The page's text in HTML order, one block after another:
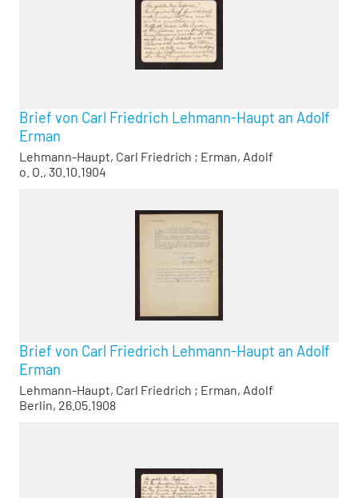
Brief von Carl Friedrich Lehmann-Haupt an Adolf
Erman
Lehmann-Haupt, Carl Friedrich ; Erman, Adolf
o. O., 30.10.1904
Brief von Carl Friedrich Lehmann-Haupt an Adolf
Erman
Lehmann-Haupt, Carl Friedrich ; Erman, Adolf
Berlin, 26.05.1908